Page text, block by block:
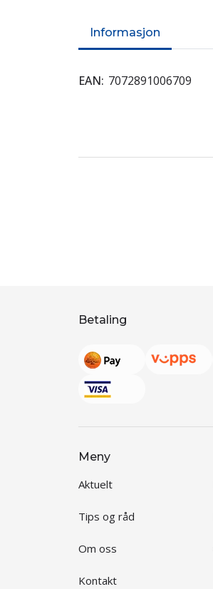
Informasjon
EAN 7072891006709
Betaling
Meny
Aktuelt
Tips og råd
Om oss
Kontakt